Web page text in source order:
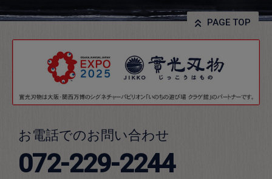
PAGE TOP
お電話でのお問い合わせ
072-229-2244